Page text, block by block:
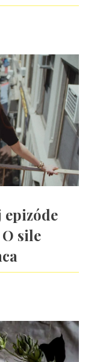
epizóde
sile